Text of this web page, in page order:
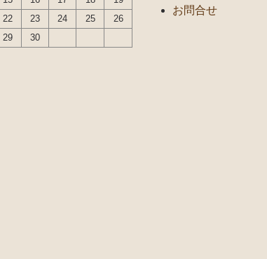
22 23 24 25
26
29 30
お問合せ